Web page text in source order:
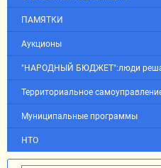
ПАМЯТКИ
Аукционы
"НАРОДНЫЙ БЮДЖЕТ":люди
Территориальное
Муниципальные программы
НТО